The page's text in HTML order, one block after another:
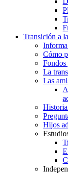
Transición a
Cómo
Fondos
La
Las
Hijos